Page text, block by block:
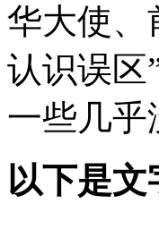
华大使、
认识误区
一些几乎
以下是文